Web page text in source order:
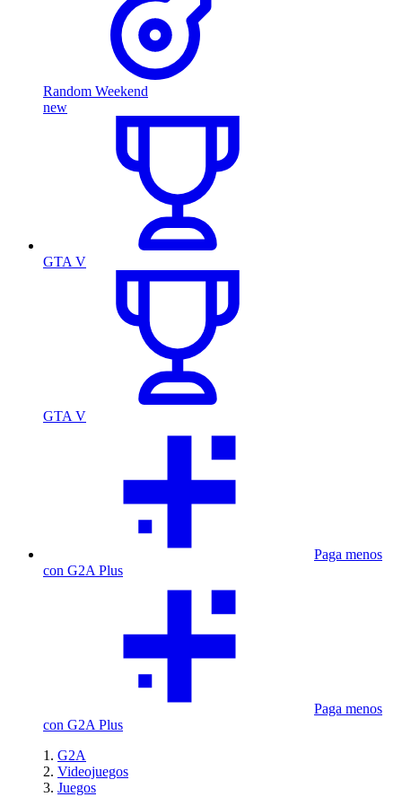
Random Weekend
new
GTA V
GTA V
Paga menos
con G2A Plus
Paga menos
con G2A Plus
G2A
Videojuegos
Juegos